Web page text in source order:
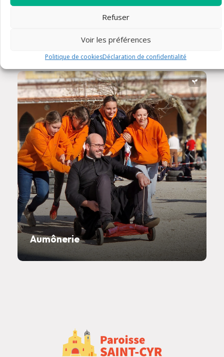
Refuser
Voir les préférences
Politique de cookiesDéclaration de confidentialité
Aumônerie